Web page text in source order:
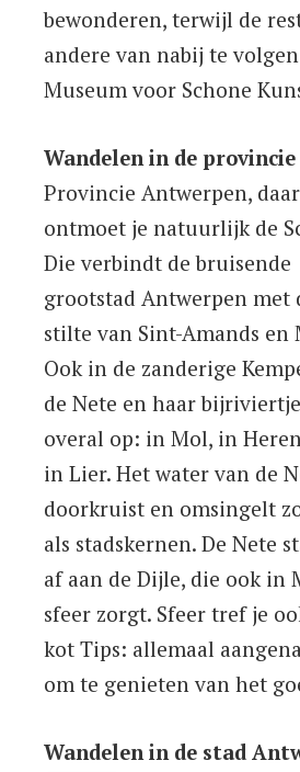
bewonderen, terwijl de
andere van nabij te
Museum voor Schone
Wandelen in de
Provincie Antwerpen, daar
ontmoet je natuurlijk de
Die verbindt de bruisende
grootstad Antwerpen met
stilte van Sint-Amands en
Ook in de zanderige
de Nete en haar
overal op: in Mol, in
in Lier. Het water van de
doorkruist en omsingelt
als stadskernen. De Nete
af aan de Dijle, die ook in
sfeer zorgt. Sfeer tref je
kot Tips: allemaal
om te genieten van het
Wandelen in de stad